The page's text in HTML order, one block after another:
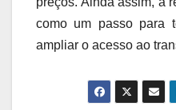
como um passo para
ampliar o acesso ao